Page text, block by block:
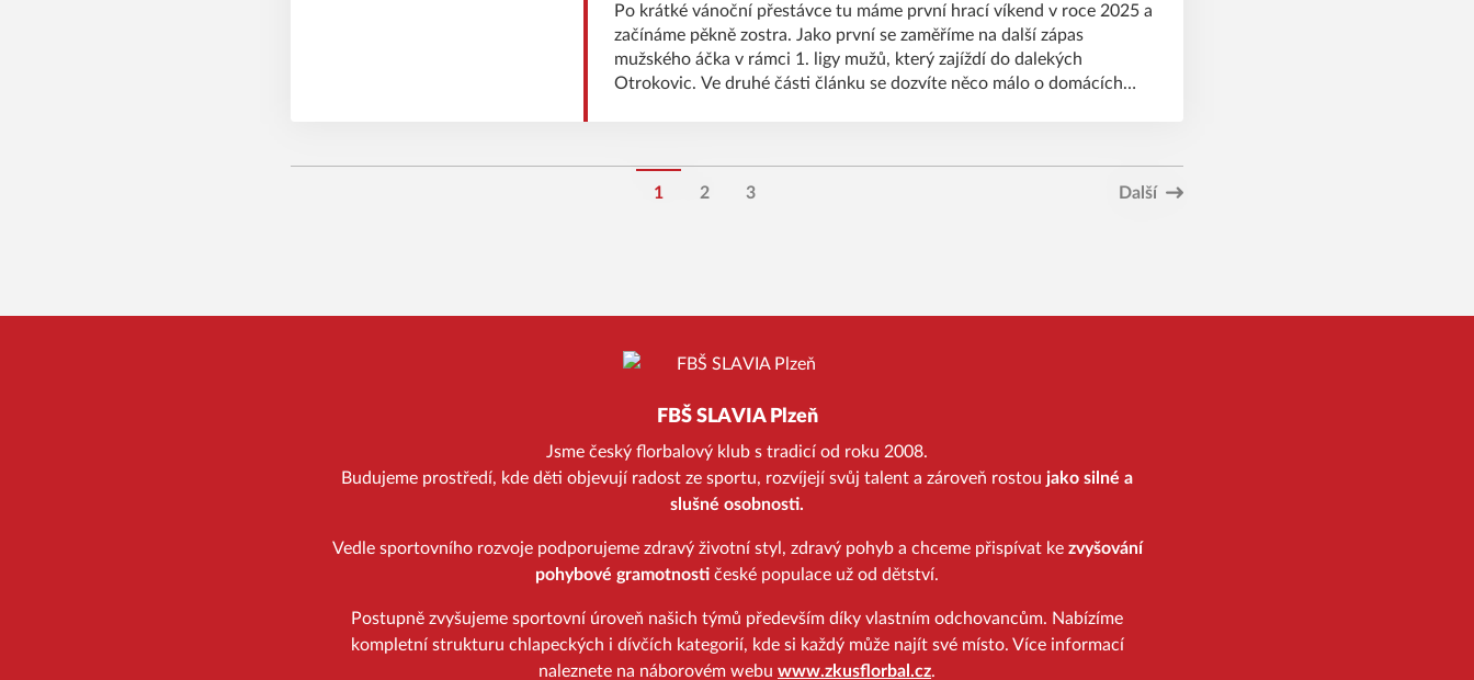
Po krátké vánoční přestávce tu máme první hrací víkend v roce 2025 a
začínáme pěkně zostra. Jako první se zaměříme na další zápas
mužského áčka v rámci 1. ligy mužů, který zajíždí do dalekých
Otrokovic. Ve druhé části článku se dozvíte něco málo o domácích
1 2 3 Další
FBŠ SLAVIA Plzeň
Jsme český florbalový klub s tradicí od roku 2008.
Budujeme prostředí, kde děti objevují radost ze sportu, rozvíjejí svůj talent a zároveň rostou jako silné a
slušné osobnosti.
Vedle sportovního rozvoje podporujeme zdravý životní styl, zdravý pohyb a chceme přispívat kezvyšování
pohybové gramotnosti české populace už od dětství.
Postupně zvyšujeme sportovní úroveň našich týmů především díky vlastním odchovancům. Nabízíme
kompletní strukturu chlapeckých i dívčích kategorií, kde si každý může najít své místo. Více informací
naleznete na náborovém webu www.zkusflorbal.cz.